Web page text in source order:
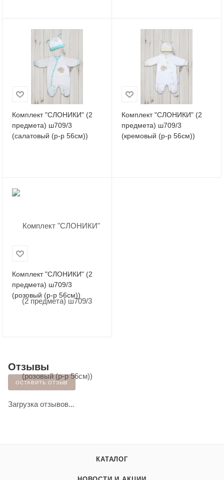
Комплект "СЛОНИКИ" (2
предмета) ш709/3
(салатовый (р-р 56см))
Комплект "СЛОНИКИ" (2
предмета) ш709/3
(кремовый (р-р 56см))
Комплект "СЛОНИКИ" (2
предмета) ш709/3
(розовый (р-р 56см))
Отзывы
ОСТАВИТЬ ОТЗЫВ
Загрузка отзывов...
КАТАЛОГ